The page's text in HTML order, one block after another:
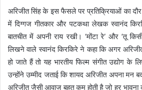
अरिजीत सिंह के इस फैसले पर प्रतिक्रियाओं का दौर
में दिग्गज गीतकार और पटकथा लेखक स्वानंद
बातचीत में अपनी राय रखी। ‘मोंटा रे’ और ‘तू
लिखने वाले स्वानंद किरकिरे ने कहा कि अगर
हो जाते हैं तो यह भारतीय फिल्म संगीत उद्योग के
उन्होंने उम्मीद जताई कि शायद अरिजीत अपना मन
अरिजीत जैसी आवाज बहुत कम होती है जो हर भावना